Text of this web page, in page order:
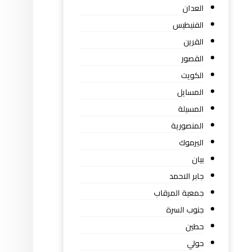
العدان
الفنيطيس
القرين
القصور
الكويت
المسايل
المسيلة
المنصورية
اليرموك
بيان
جابر الاحمد
جمعية المرقاب
جنوب السرة
حطين
حولي